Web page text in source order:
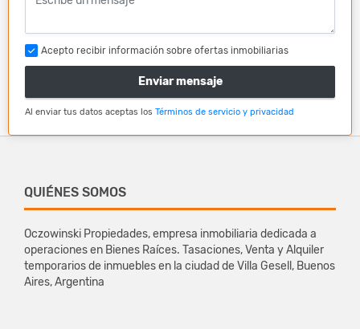
Acepto recibir información sobre ofertas inmobiliarias
Enviar mensaje
Al enviar tus datos aceptas los Términos de servicio y privacidad
QUIÉNES SOMOS
Oczowinski Propiedades, empresa inmobiliaria dedicada a
operaciones en Bienes Raíces. Tasaciones, Venta y Alquiler
temporarios de inmuebles en la ciudad de Villa Gesell, Buenos
Aires, Argentina